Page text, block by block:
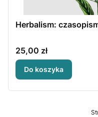
Herbalism:
Cena
25,00 zł
Do koszyka